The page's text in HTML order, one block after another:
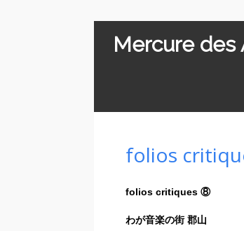
Mercure des
folios
folios critiques ⑧
わが音楽の街 郡山